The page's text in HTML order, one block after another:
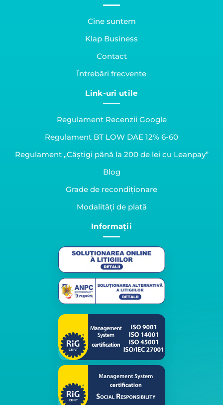
Cine suntem
Klap Business
Contact
Întrebări frecvente
Link-uri utile
Regulament Recenzii Google
Regulament BT LOW DAE 12% 6-60
Regulament „Câștigi până la 200 de lei cu Leanpay”
Blog
Grade de recondiționare
Modalități de plată
Informații